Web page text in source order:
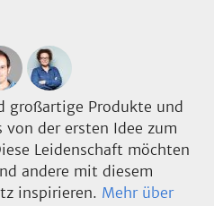
großartige Produkte und
von der ersten Idee zum
Leidenschaft möchten
andere mit diesem
inspirieren. Mehr über